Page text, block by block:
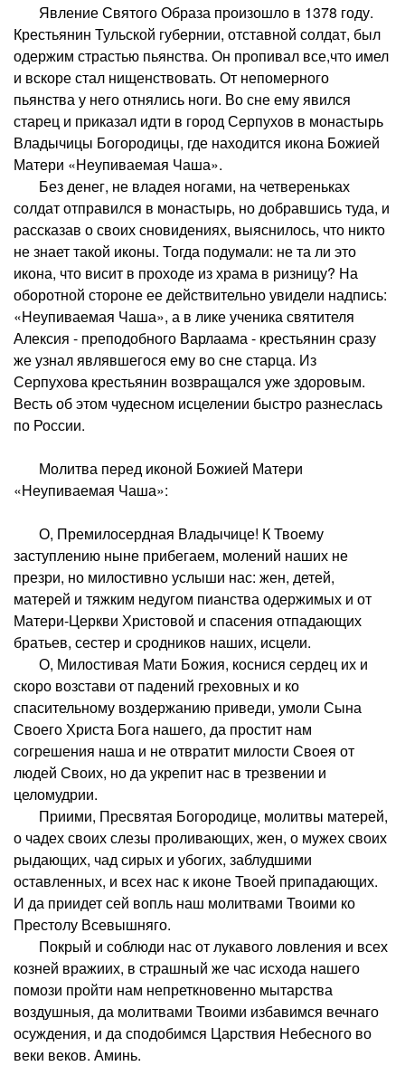
Явление Святого Образа произошло в 1378 году.
Крестьянин Тульской губернии, отставной солдат, был
одержим страстью пьянства. Он пропивал все,что имел
и вскоре стал нищенствовать. От непомерного
пьянства у него отнялись ноги. Во сне ему явился
старец и приказал идти в город Серпухов в монастырь
Владычицы Богородицы, где находится икона Божией
Матери «Неупиваемая Чаша».
Без денег, не владея ногами, на четвереньках
солдат отправился в монастырь, но добравшись туда, и
рассказав о своих сновидениях, выяснилось, что никто
не знает такой иконы. Тогда подумали: не та ли это
икона, что висит в проходе из храма в ризницу? На
оборотной стороне ее действительно увидели надпись:
«Неупиваемая Чаша», а в лике ученика святителя
Алексия - преподобного Варлаама - крестьянин сразу
же узнал являвшегося ему во сне старца. Из
Серпухова крестьянин возвращался уже здоровым.
Весть об этом чудесном исцелении быстро разнеслась
по России.
Молитва перед иконой Божией Матери
«Неупиваемая Чаша»:
О, Премилосердная Владычице! К Твоему
заступлению ныне прибегаем, молений наших не
презри, но милостивно услыши нас: жен, детей,
матерей и тяжким недугом пианства одержимых и от
Матери-Церкви Христовой и спасения отпадающих
братьев, сестер и сродников наших, исцели.
О, Милостивая Мати Божия, коснися сердец их и
скоро возстави от падений греховных и ко
спасительному воздержанию приведи, умоли Сына
Своего Христа Бога нашего, да простит нам
согрешения наша и не отвратит милости Своея от
людей Своих, но да укрепит нас в трезвении и
целомудрии.
Приими, Пресвятая Богородице, молитвы матерей,
о чадех своих слезы проливающих, жен, о мужех своих
рыдающих, чад сирых и убогих, заблудшими
оставленных, и всех нас к иконе Твоей припадающих.
И да приидет сей вопль наш молитвами Твоими ко
Престолу Всевышняго.
Покрый и соблюди нас от лукавого ловления и всех
козней вражиих, в страшный же час исхода нашего
помози пройти нам непреткновенно мытарства
воздушныя, да молитвами Твоими избавимся вечнаго
осуждения, и да сподобимся Царствия Небесного во
веки веков. Аминь.